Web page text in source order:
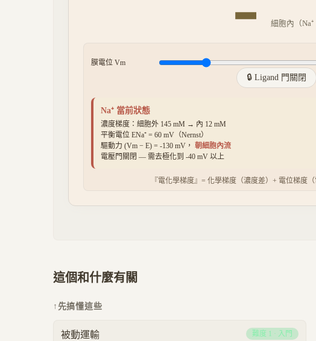
細胞內（Na⁺
膜電位 Vm
🔒 Ligand 門關閉
Na⁺ 當前狀態
濃度梯度：細胞外 145 mM → 內 12 mM
平衡電位 ENa⁺ = 60 mV（Nernst）
驅動力 (Vm − E) = -130 mV， 朝細胞內流
電壓門關閉 — 需去極化到 -40 mV 以上
『電化學梯度』= 化學梯度（濃度差）+ 電位梯度
這個和什麼有關
↑ 先搞懂這些
被動運輸 難度 1 · 入門